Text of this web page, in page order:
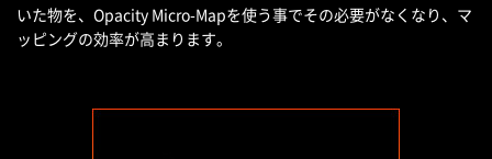
いた物を、Opacity Micro-Mapを使う事でその必要がなくなり、マ
ッピングの効率が高まります。